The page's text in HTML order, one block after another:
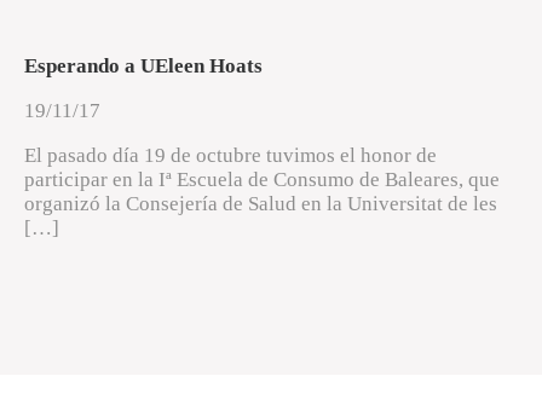
Esperando a UEleen Hoats
19/11/17
El pasado día 19 de octubre tuvimos el honor de
participar en la Iª Escuela de Consumo de Baleares, que
organizó la Consejería de Salud en la Universitat de les
[…]